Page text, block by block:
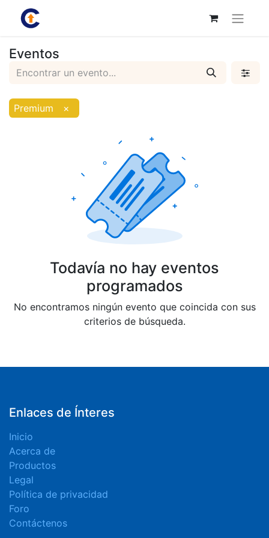
Eventos
Premium ×
Todavía no hay eventos
programados
No encontramos ningún evento que coincida con sus
criterios de búsqueda.
Enlaces de Ínteres
Inicio
Acerca de
Productos
Legal
Política de privacidad
Foro
Contáctenos